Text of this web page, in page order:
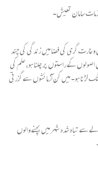
سامان تعیش۔
و غارت گری کی فضا میں زندگی کی چند
اصولوں کے راستوں پر چلنا ہو، علم کی
لڑنا ہو۔ میں کن آزمائشوں سے گزرتی
سے تباہ شدہ شہر میں بچنے والوں